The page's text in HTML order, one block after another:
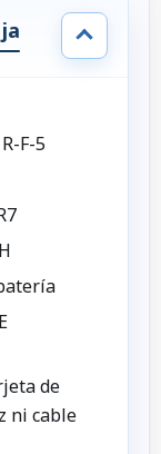
F-5
de
ni cable